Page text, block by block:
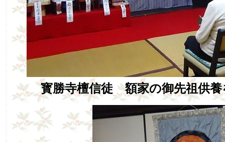
寳勝寺檀信徒 額家の御先祖供